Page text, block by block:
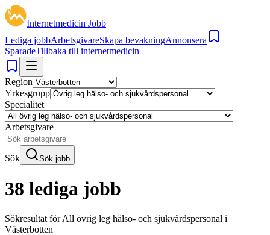
Internetmedicin Jobb
Lediga jobbArbetsgivareSkapa bevakningAnnonsera
SparadeTillbaka till internetmedicin
Region
Yrkesgrupp
Specialitet
Arbetsgivare
Sök Sök jobb
38 lediga jobb
Sökresultat förAll övrig leg hälso- och sjukvårdspersonal i
Västerbotten